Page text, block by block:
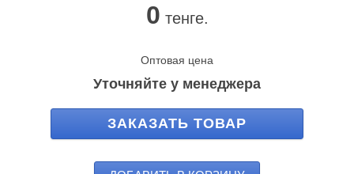
0 тенге.
Оптовая цена
Уточняйте у менеджера
ЗАКАЗАТЬ ТОВАР